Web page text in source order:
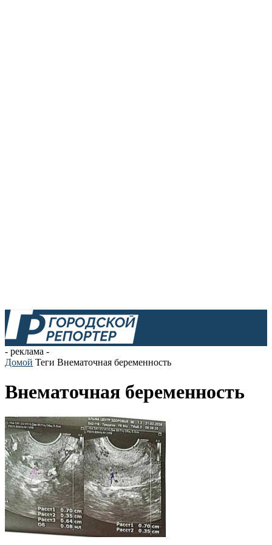
- реклама -
Домой Теги Внематочная беременность
Внематочная беременность